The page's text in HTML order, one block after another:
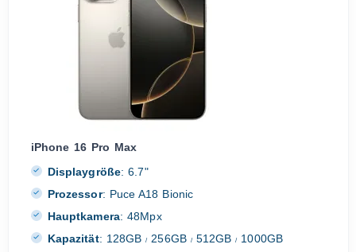
iPhone 16 Pro Max
Displaygröße: 6.7"
Prozessor: Puce A18 Bionic
Hauptkamera: 48Mpx
Kapazität: 128GB/ 256GB /512GB/ 1000GB